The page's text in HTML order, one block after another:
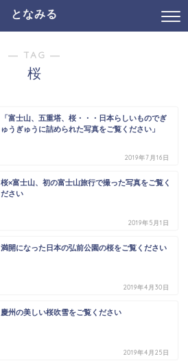
となみる
― TAG ―
桜
「富士山、五重塔、桜・・・日本らしいものでぎ
ゅうぎゅうに詰められた写真をご覧ください」
2019年7月16日
桜×富士山、初の富士山旅行で撮った写真をご覧く
ださい
2019年5月1日
満開になった日本の弘前公園の桜をご覧ください
2019年4月30日
慶州の美しい桜吹雪をご覧ください
2019年4月25日